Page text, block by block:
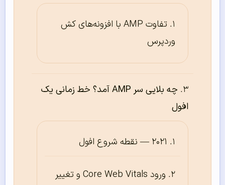
تفاوت AMP با افزونه‌های کش
وردپرس
چه بلایی سر AMP آمد؟ خط زمانی یک
افول
۲۰۲۱ — نقطه شروع افول
ورود Core Web Vitals و تغییر